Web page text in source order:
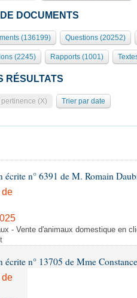
DOCUMENTS
(136199) Questions (20252)
(2245) Rapports (1001)
RÉSULTATS
(X) Trier par date
écrite n° 6391 de M. Romain
de
- Vente d'animaux domestique en
écrite n° 13705 de Mme
de